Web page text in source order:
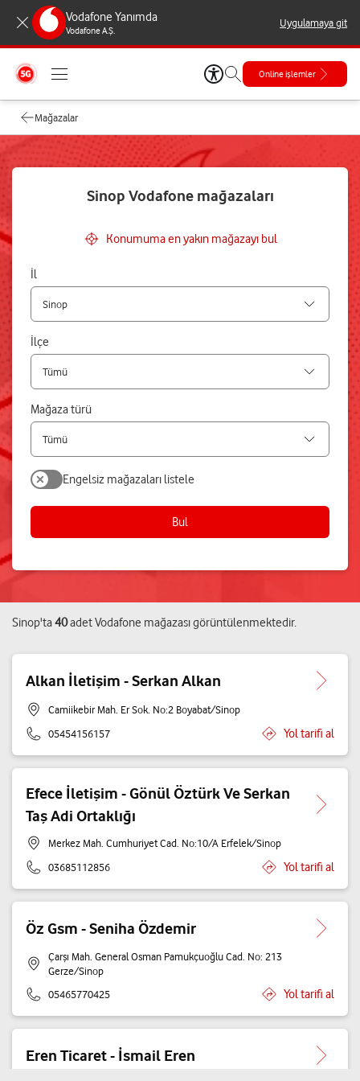
Vodafone Yanımda
Vodafone A.Ş.
Uygulamaya git
Online işlemler
Mağazalar
Sinop Vodafone mağazaları
Konumuma en yakın mağazayı bul
İl
İlçe
Mağaza türü
Bul
Engelsiz mağazaları listele
Sinop'ta40adetVodafone mağazasıgörüntülenmektedir.
Alkan İletişim - Serkan Alkan
Camiikebir Mah. Er Sok. No:2 Boyabat/Sinop
05454156157
Yol tarifi al
Efece İletişim - Gönül Öztürk Ve Serkan
Taş Adi Ortaklığı
Merkez Mah. Cumhuriyet Cad. No:10/A Erfelek/Sinop
03685112856
Yol tarifi al
Öz Gsm - Seniha Özdemir
Çarşı Mah. General Osman Pamukçuoğlu Cad. No: 213
Gerze/Sinop
05465770425
Yol tarifi al
Eren Ticaret - İsmail Eren